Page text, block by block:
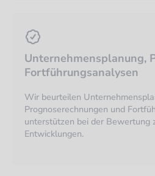
Unternehmensplanung,
Fortführungsanalysen
Wir beurteilen
Prognoserechnungen und
unterstützen bei der Bewertung
Entwicklungen.